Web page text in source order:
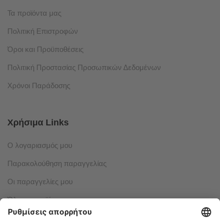
Τα προϊόντα μας
Πολιτική Επιστροφών
Όροι και Προϋποθέσεις
Πολιτική Προστασίας Προσωπικών Δεδομένων
Χρόνοι Παράδοσης
Χρήσιμα Links
Ο λογαριασμός μου
Παρακολούθηση παραγγελίας
Οι παραγγελίες μου
Όλα τα προϊόντα